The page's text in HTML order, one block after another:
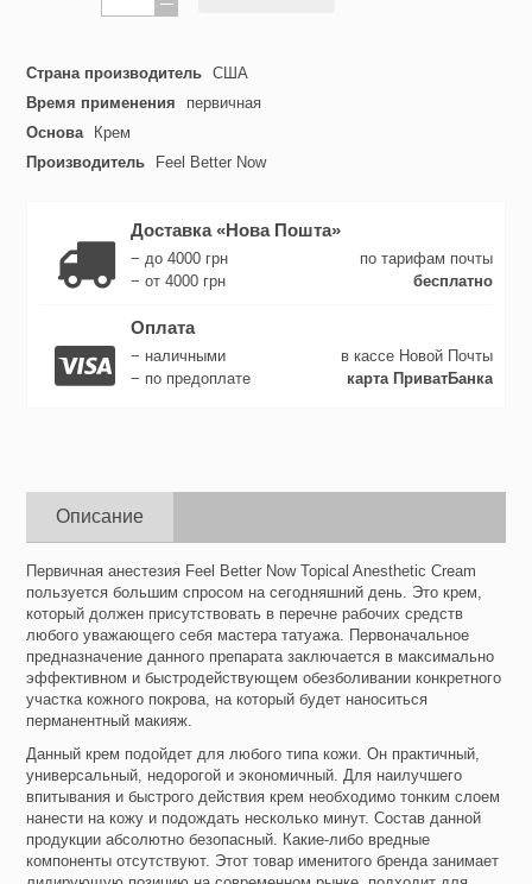
Страна производитель США
Время применения
первичная
Основа
Крем
Производитель
Feel Better Now
Доставка «Нова Пошта»
− до 4000 грн
по тарифам почты
− от 4000 грн
бесплатно
Оплата
− наличными
в кассе Новой Почты
− по предоплате
карта ПриватБанка
Описание
Первичная анестезия Feel Better Now Topical Anesthetic Cream
пользуется большим спросом на сегодняшний день. Это крем,
который должен присутствовать в перечне рабочих средств
любого уважающего себя мастера татуажа. Первоначальное
предназначение данного препарата заключается в максимально
эффективном и быстродействующем обезболивании конкретного
участка кожного покрова, на который будет наноситься
перманентный макияж.
Данный крем подойдет для любого типа кожи. Он практичный,
универсальный, недорогой и экономичный. Для наилучшего
впитывания и быстрого действия крем необходимо тонким слоем
нанести на кожу и подождать несколько минут. Состав данной
продукции абсолютно безопасный. Какие-либо вредные
компоненты отсутствуют. Этот товар именитого бренда занимает